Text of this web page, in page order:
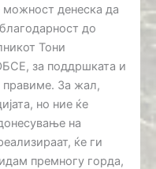
денеска да
до
Тони
за поддршката и
правиме. За жал,
но ние ќе
на
ќе ги
премногу горда,